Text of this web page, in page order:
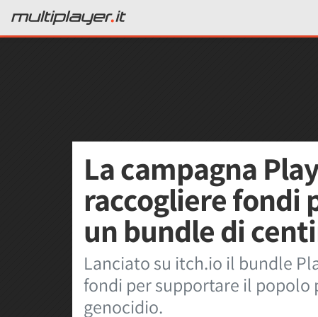
La campagna
raccogliere fondi
un bundle di
Lanciato su itch.io il bundle
fondi per supportare il popolo
genocidio.